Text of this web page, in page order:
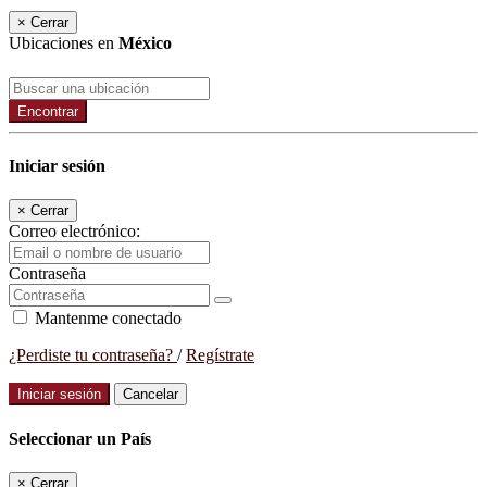
× Cerrar
Ubicaciones en México
Encontrar
Iniciar sesión
× Cerrar
Correo electrónico:
Contraseña
Mantenme conectado
¿Perdiste tu contraseña? /Regístrate
Iniciar sesión Cancelar
Seleccionar un País
× Cerrar